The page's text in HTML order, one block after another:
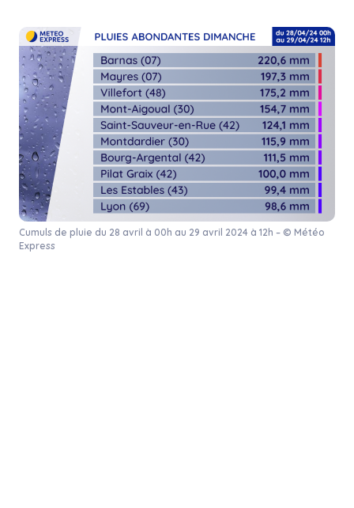
Cumuls de pluie du 28 avril à 00h au 29 avril 2024 à 12h – © Météo
Express